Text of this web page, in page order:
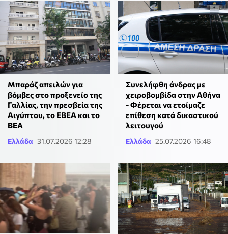
Μπαράζ απειλών για
βόμβες στο προξενείο της
Γαλλίας, την πρεσβεία της
Αιγύπτου, το ΕΒΕΑ και το
ΒΕΑ
Ελλάδα 31.07.2026 12:28
Συνελήφθη άνδρας με
χειροβομβίδα στην Αθήνα
- Φέρεται να ετοίμαζε
επίθεση κατά δικαστικού
λειτουγού
Ελλάδα 25.07.2026 16:48